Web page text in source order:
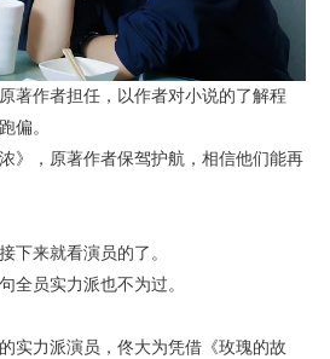
著作者担任，以作者对小说的了解程
偏。
》，原著作者保驾护航，相信他们能再
下来就看演员的了。
全员实力派也不为过。
实力派演员，佟大为凭借《玫瑰的故